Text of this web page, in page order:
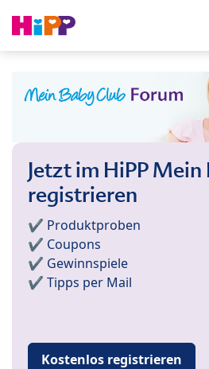
Jetzt im HiPP
registrieren
✔️ Produktproben
✔️ Coupons
✔️ Gewinnspiele
✔️ Tipps per Mail
Kostenlos registrieren